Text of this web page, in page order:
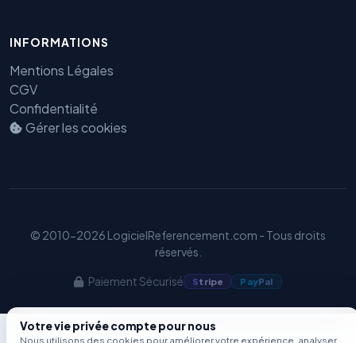
INFORMATIONS
Mentions Légales
CGV
Confidentialité
Gérer les cookies
© 2010-2026 LogicielReferencement.com - Tous droits
réservés.
Paiement Sécurisé Stripe PayPal
Votre vie privée compte pour nous
Nous utilisons des cookies pour améliorer votre expérience, analyser